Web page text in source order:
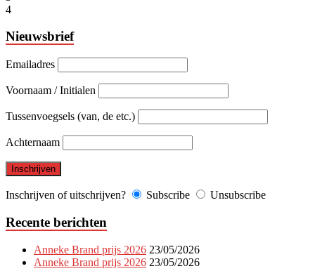
4
Nieuwsbrief
Emailadres
Voornaam / Initialen
Tussenvoegsels (van, de etc.)
Achternaam
Inschrijven of uitschrijven? Subscribe Unsubscribe
Recente berichten
Anneke Brand prijs 2026 23/05/2026
Anneke Brand prijs 2026 23/05/2026